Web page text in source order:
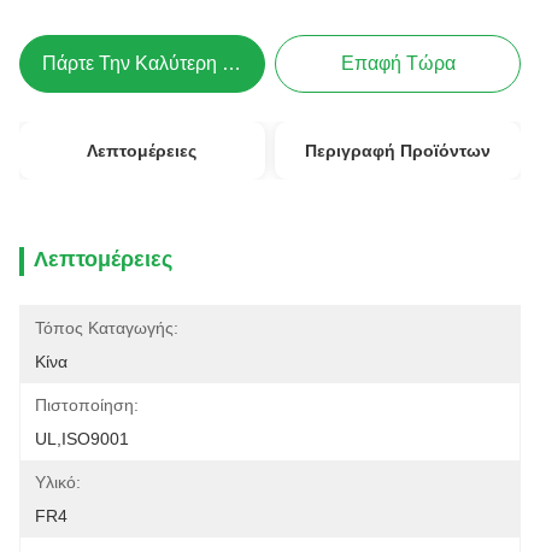
Πάρτε Την Καλύτερη Τιμή Επαφή Τώρα
Λεπτομέρειες Περιγραφή Προϊόντων
Λεπτομέρειες
Τόπος Καταγωγής:
Κίνα
Πιστοποίηση:
UL,ISO9001
Υλικό:
FR4